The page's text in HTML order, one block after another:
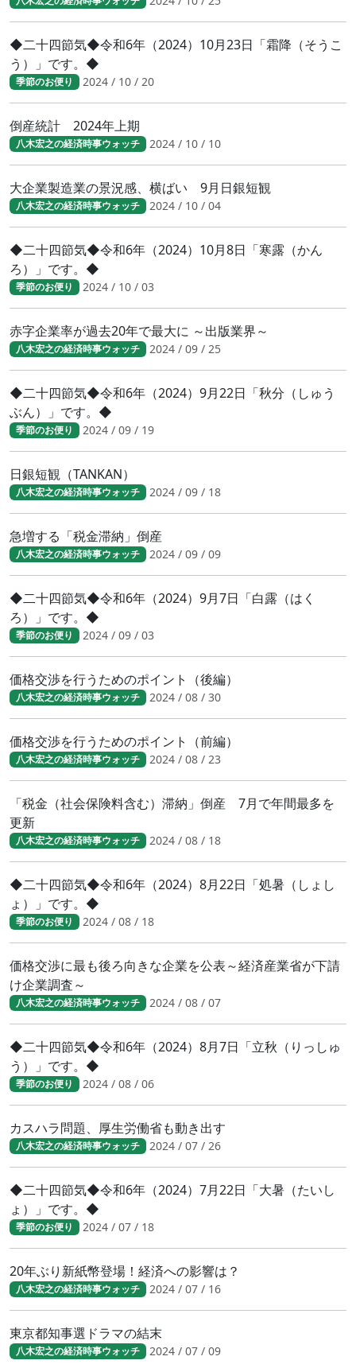
◆二十四節気◆令和6年（2024）10月23日「霜降（そうこ
う）」です。◆
季節のお便り 2024 / 10 / 20
倒産統計 2024年上期
八木宏之の経済時事ウォッチ 2024 / 10 / 10
大企業製造業の景況感、横ばい 9月日銀短観
八木宏之の経済時事ウォッチ 2024 / 10 / 04
◆二十四節気◆令和6年（2024）10月8日「寒露（かん
ろ）」です。◆
季節のお便り 2024 / 10 / 03
赤字企業率が過去20年で最大に ～出版業界～
八木宏之の経済時事ウォッチ 2024 / 09 / 25
◆二十四節気◆令和6年（2024）9月22日「秋分（しゅう
ぶん）」です。◆
季節のお便り 2024 / 09 / 19
日銀短観（TANKAN）
八木宏之の経済時事ウォッチ 2024 / 09 / 18
急増する「税金滞納」倒産
八木宏之の経済時事ウォッチ 2024 / 09 / 09
◆二十四節気◆令和6年（2024）9月7日「白露（はく
ろ）」です。◆
季節のお便り 2024 / 09 / 03
価格交渉を行うためのポイント（後編）
八木宏之の経済時事ウォッチ 2024 / 08 / 30
価格交渉を行うためのポイント（前編）
八木宏之の経済時事ウォッチ 2024 / 08 / 23
「税金（社会保険料含む）滞納」倒産 7月で年間最多を
更新
八木宏之の経済時事ウォッチ 2024 / 08 / 18
◆二十四節気◆令和6年（2024）8月22日「処暑（しょし
ょ）」です。◆
季節のお便り 2024 / 08 / 18
価格交渉に最も後ろ向きな企業を公表～経済産業省が下請
け企業調査～
八木宏之の経済時事ウォッチ 2024 / 08 / 07
◆二十四節気◆令和6年（2024）8月7日「立秋（りっしゅ
う）」です。◆
季節のお便り 2024 / 08 / 06
カスハラ問題、厚生労働省も動き出す
八木宏之の経済時事ウォッチ 2024 / 07 / 26
◆二十四節気◆令和6年（2024）7月22日「大暑（たいし
ょ）」です。◆
季節のお便り 2024 / 07 / 18
20年ぶり新紙幣登場！経済への影響は？
八木宏之の経済時事ウォッチ 2024 / 07 / 16
東京都知事選ドラマの結末
八木宏之の経済時事ウォッチ 2024 / 07 / 09